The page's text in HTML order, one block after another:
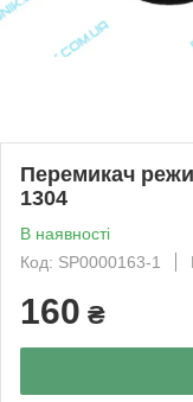
Перемикач
1304
В наявності
Код: SP0000163-1
160 ₴